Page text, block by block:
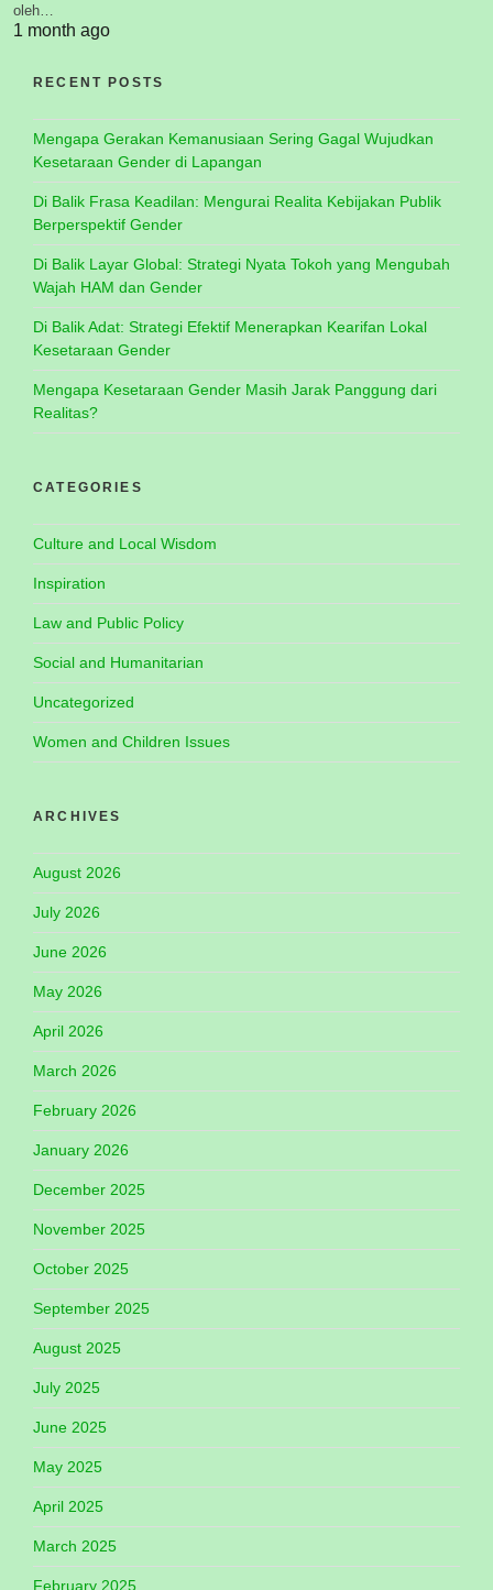
oleh…
1 month ago
RECENT POSTS
Mengapa Gerakan Kemanusiaan Sering Gagal Wujudkan
Kesetaraan Gender di Lapangan
Di Balik Frasa Keadilan: Mengurai Realita Kebijakan Publik
Berperspektif Gender
Di Balik Layar Global: Strategi Nyata Tokoh yang Mengubah
Wajah HAM dan Gender
Di Balik Adat: Strategi Efektif Menerapkan Kearifan Lokal
Kesetaraan Gender
Mengapa Kesetaraan Gender Masih Jarak Panggung dari
Realitas?
CATEGORIES
Culture and Local Wisdom
Inspiration
Law and Public Policy
Social and Humanitarian
Uncategorized
Women and Children Issues
ARCHIVES
August 2026
July 2026
June 2026
May 2026
April 2026
March 2026
February 2026
January 2026
December 2025
November 2025
October 2025
September 2025
August 2025
July 2025
June 2025
May 2025
April 2025
March 2025
February 2025